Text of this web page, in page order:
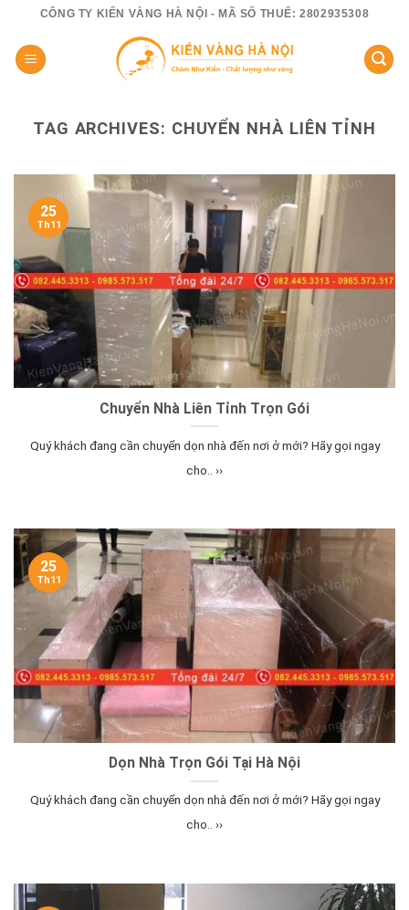
content
CÔNG TY KIẾN VÀNG HÀ NỘI - MÃ SỐ THUẾ: 2802935308
TAG ARCHIVES: CHUYỂN NHÀ LIÊN TỈNH
Chuyển Nhà Liên Tỉnh Trọn Gói
Quý khách đang cần chuyển dọn nhà đến nơi ở mới? Hãy gọi ngay
cho.. ››
25
Th11
Dọn Nhà Trọn Gói Tại Hà Nội
Quý khách đang cần chuyển dọn nhà đến nơi ở mới? Hãy gọi ngay
cho.. ››
25
Th11